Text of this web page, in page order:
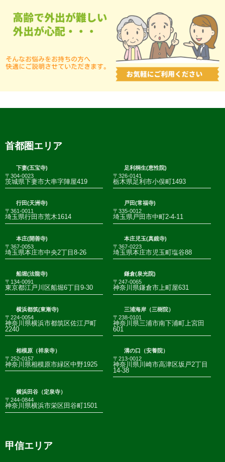
首都圏エリア
下妻(五宝寺)
〒304-0023
茨城県下妻市大串字陣屋419
足利桐生(恵性院)
〒326-0141
栃木県足利市小俣町1493
行田(天洲寺)
〒361-0011
埼玉県行田市荒木1614
戸田(常福寺)
〒335-0012
埼玉県戸田市中町2-4-11
本庄(開善寺)
〒367-0053
埼玉県本庄市中央2丁目8-26
本庄児玉(真鏡寺)
〒367-0223
埼玉県本庄市児玉町塩谷88
船堀(法龍寺)
〒134-0091
東京都江戸川区船堀6丁目9-30
鎌倉(泉光院)
〒247-0065
神奈川県鎌倉市上町屋631
横浜都筑(東漸寺)
〒224-0054
神奈川県横浜市都筑区佐江戸町
2240
三浦海岸（三樹院）
〒238-0101
神奈川県三浦市南下浦町上宮田
601
相模原（祥泉寺）
〒252-0157
神奈川県相模原市緑区中野1925
溝の口（安養院）
〒213-0012
神奈川県川崎市高津区坂戸2丁目
14-38
横浜田谷（定泉寺）
〒244-0844
神奈川県横浜市栄区田谷町1501
甲信エリア